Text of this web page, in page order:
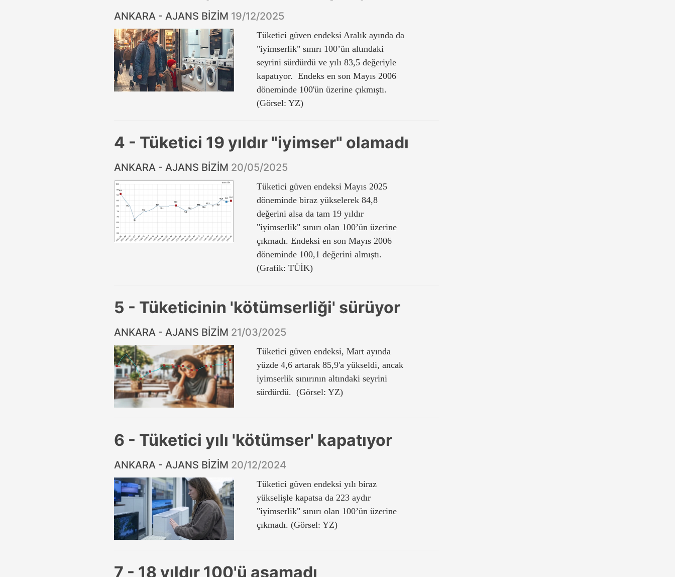
ANKARA - AJANS BİZİM 19/12/2025
Tüketici güven endeksi Aralık ayında da
"iyimserlik" sınırı 100’ün altındaki
seyrini sürdürdü ve yılı 83,5 değeriyle
kapatıyor. Endeks en son Mayıs 2006
döneminde 100'ün üzerine çıkmıştı.
(Görsel: YZ)
4 - Tüketici 19 yıldır "iyimser" olamadı
ANKARA - AJANS BİZİM 20/05/2025
Tüketici güven endeksi Mayıs 2025
döneminde biraz yükselerek 84,8
değerini alsa da tam 19 yıldır
"iyimserlik" sınırı olan 100’ün üzerine
çıkmadı. Endeksi en son Mayıs 2006
döneminde 100,1 değerini almıştı.
(Grafik: TÜİK)
5 - Tüketicinin 'kötümserliği' sürüyor
ANKARA - AJANS BİZİM 21/03/2025
Tüketici güven endeksi, Mart ayında
yüzde 4,6 artarak 85,9'a yükseldi, ancak
iyimserlik sınırının altındaki seyrini
sürdürdü. (Görsel: YZ)
6 - Tüketici yılı 'kötümser' kapatıyor
ANKARA - AJANS BİZİM 20/12/2024
Tüketici güven endeksi yılı biraz
yükselişle kapatsa da 223 aydır
"iyimserlik" sınırı olan 100’ün üzerine
çıkmadı. (Görsel: YZ)
7 - 18 yıldır 100'ü aşamadı